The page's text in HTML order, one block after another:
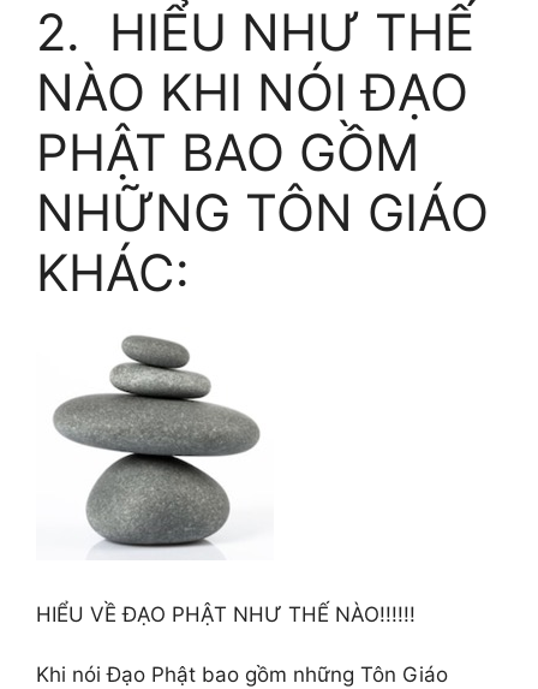
2. HIỂU NHƯ THẾ
NÀO KHI NÓI ĐẠO
PHẬT BAO GỒM
NHỮNG TÔN GIÁO
KHÁC:
HIỂU VỀ ĐẠO PHẬT NHƯ THẾ NÀO!!!!!!
Khi nói Đạo Phật bao gồm những Tôn Giáo